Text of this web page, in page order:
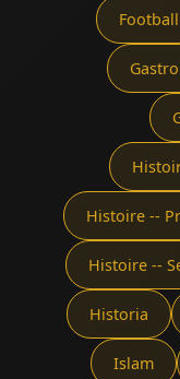
Football
Histoire --
Histoire --
Historia
Islam